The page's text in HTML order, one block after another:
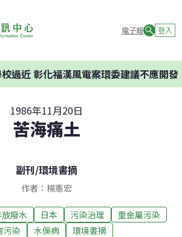
電子報 登入
福漢風電案環委建議不應開發
1986年11月20日
苦海痛土
副刊/環境書摘
作者：楊憲宏
廢水 日本 污染治理
重金屬污染
污染
水俁病 環境書摘